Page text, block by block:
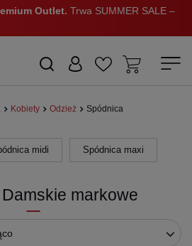
Outlet. Trwa SUMMER SALE –
Kobiety Odzież Spódnica
midi Spódnica maxi
markowe